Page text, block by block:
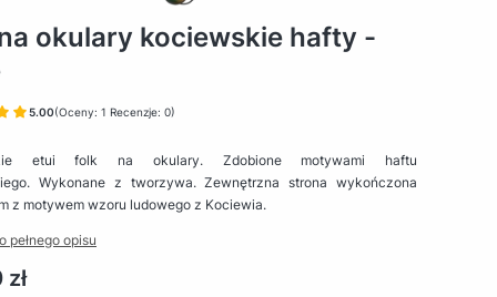
okulary kociewskie hafty -
5.00(Oceny: 1 Recenzje: 0)
etui folk na okulary. Zdobione motywami haftu
Wykonane z tworzywa. Zewnętrzna strona wykończona
z motywem wzoru ludowego z Kociewia.
pełnego opisu